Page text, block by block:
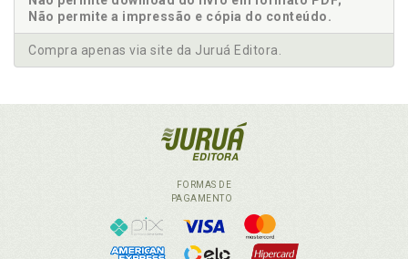
Não permite a impressão e cópia do conteúdo.
Compra apenas via site da Juruá Editora.
FORMAS DE
PAGAMENTO